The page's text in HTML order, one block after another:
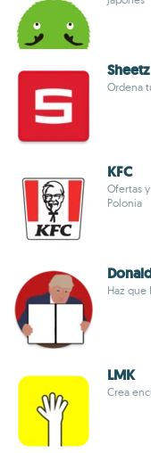
Sheetz
Ordena
KFC
Ofertas
Polonia
Haz que
LMK
Crea